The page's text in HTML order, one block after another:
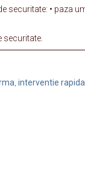
securitate: • paza
securitate.
, interventie rapida